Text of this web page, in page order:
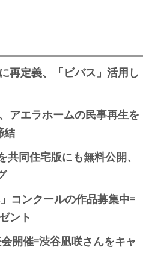
再定義、「ビバス」活用し
アエラホームの民事再生を
結
共同住宅版にも無料公開、
コンクールの作品募集中=
ント
開催=渋谷凪咲さんをキャ